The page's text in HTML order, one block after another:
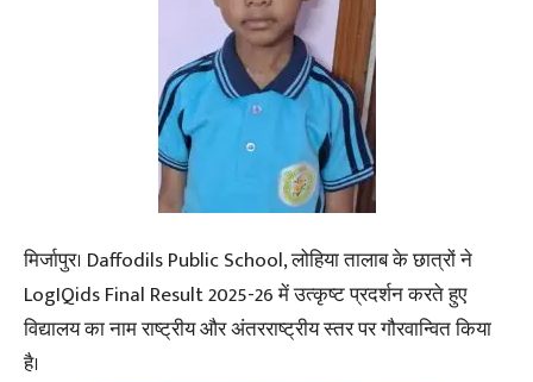
मिर्जापुर। Daffodils Public School, लोहिया तालाब के छात्रों ने
LogIQids Final Result 2025-26 में उत्कृष्ट प्रदर्शन करते हुए
विद्यालय का नाम राष्ट्रीय और अंतरराष्ट्रीय स्तर पर गौरवान्वित किया
है।